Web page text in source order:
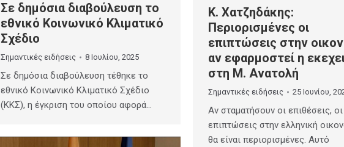
Σε δημόσια διαβούλευση το
εθνικό Κοινωνικό Κλιματικό
Σχέδιο
Σημαντικές ειδήσεις 8 Ιουλίου, 2025
Σε δημόσια διαβούλευση τέθηκε το
εθνικό Κοινωνικό Κλιματικό Σχέδιο
(ΚΚΣ), η έγκριση του οποίου αφορά…
Κ. Χατζηδάκης:
Περιορισμένες οι
επιπτώσεις στην
αν εφαρμοστεί η
στη Μ. Ανατολή
Σημαντικές ειδήσεις 25 Ιουνίου,
Αν σταματήσουν οι επιθέσεις, οι
επιπτώσεις στην ελληνική
θα είναι περιορισμένες. Αυτό